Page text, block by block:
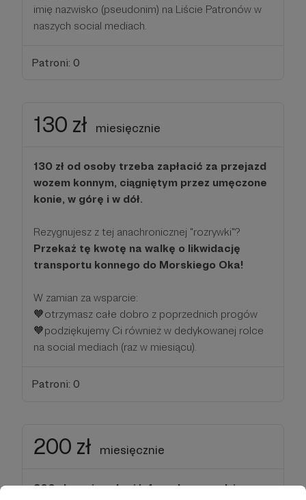
imię nazwisko (pseudonim) na Liście Patronów w
naszych social mediach.
Patroni: 0
130 zł miesięcznie
130 zł od osoby trzeba zapłacić za przejazd
wozem konnym, ciągniętym przez umęczone
konie, w górę i w dół.
Rezygnujesz z tej anachronicznej "rozrywki"?
Przekaż tę kwotę na walkę o likwidację
transportu konnego do Morskiego Oka!
W zamian za wsparcie:
🧡otrzymasz całe dobro z poprzednich progów
🧡podziękujemy Ci również w dedykowanej rolce
na social mediach (raz w miesiącu).
Patroni: 0
200 zł miesięcznie
200 zł musi zapłacić 4-osobowa rodzina za